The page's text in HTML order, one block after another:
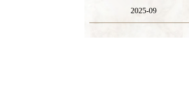
2025-09